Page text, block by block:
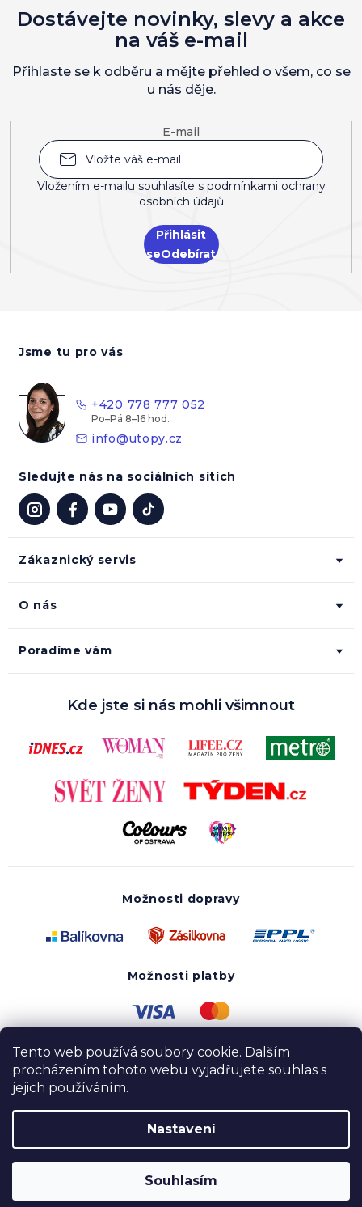
Tento web používá soubory cookie. Dalším
procházením tohoto webu vyjadřujete souhlas s
jejich používáním.
Nastavení
Souhlasím
E-mail
Vložením e-mailu souhlasíte s podmínkami ochrany
osobních údajů
Přihlásit
se
Dostávejte novinky, slevy a akce
na váš e-mail
Přihlaste se k odběru a mějte přehled o všem, co se
u nás děje.
Zákaznický servis
O nás
Poradíme vám
Jsme tu pro vás
+420 778 777 052
info@utopy.cz
Sledujte nás na sociálních sítích
Kde jste si nás mohli všimnout
Možnosti dopravy
Možnosti platby
Vytvořil Shoptet
Copyright 2020 - 2026 UTOPY wear. Všechna práva
vyhrazena.